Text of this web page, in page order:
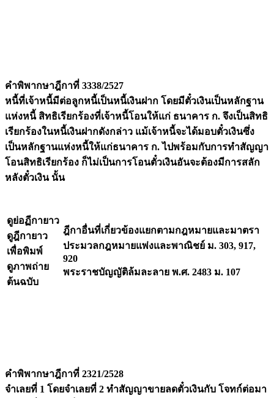
คำพิพากษาฎีกาที่ 3338/2527
หนี้ที่เจ้าหนี้มีต่อลูกหนี้เป็นหนี้เงินฝาก โดยมีตั๋วเงินเป็นหลักฐาน
แห่งหนี้ สิทธิเรียกร้องที่เจ้าหนี้โอนให้แก่ ธนาคาร ก. จึงเป็นสิทธิ
เรียกร้องในหนี้เงินฝากดังกล่าว แม้เจ้าหนี้จะได้มอบตั๋วเงินซึ่ง
เป็นหลักฐานแห่งหนี้ให้แก่ธนาคาร ก. ไปพร้อมกับการทำสัญญา
โอนสิทธิเรียกร้อง ก็ไม่เป็นการโอนตั๋วเงินอันจะต้องมีการสลัก
หลังตั๋วเงิน นั้น
ดูย่อฏีกายาว
ดูฎีกายาว
เพื่อพิมพ์
ดูภาพถ่าย
ต้นฉบับ
ฎีกาอื่นที่เกี่ยวข้องแยกตามกฎหมายและมาตรา
ประมวลกฎหมายแพ่งและพาณิชย์ ม. 303, 917,
920
พระราชบัญญัติล้มละลาย พ.ศ. 2483 ม. 107
คำพิพากษาฎีกาที่ 2321/2528
จำเลยที่ 1 โดยจำเลยที่ 2 ทำสัญญาขายลดตั๋วเงินกับ โจทก์ต่อมา